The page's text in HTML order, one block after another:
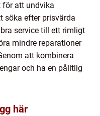
för att undvika
söka efter prisvärda
service till ett rimligt
mindre reparationer
att kombinera
och ha en pålitlig
här